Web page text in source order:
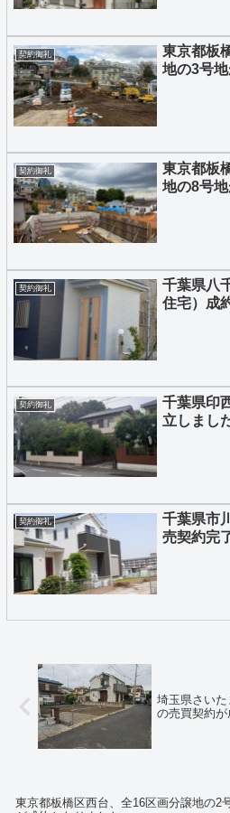
契約御礼
東京都板
地の3号地
契約御礼
東京都板
地の8号地
契約御礼
千葉県八
住宅）成
契約御礼
千葉県印
立しまし
契約御礼
千葉県市
売契約完
埼玉県さい
の売買契約が
東京都板橋区西台、全16区画分譲地の2